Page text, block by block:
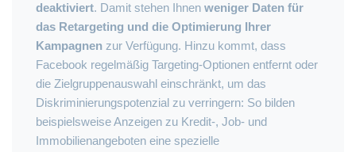
deaktiviert. Damit stehen Ihnen weniger Daten für
das Retargeting und die Optimierung Ihrer
Kampagnen zur Verfügung. Hinzu kommt, dass
Facebook regelmäßig Targeting-Optionen entfernt oder
die Zielgruppenauswahl einschränkt, um das
Diskriminierungspotenzial zu verringern: So bilden
beispielsweise Anzeigen zu Kredit-, Job- und
Immobilienangeboten eine spezielle